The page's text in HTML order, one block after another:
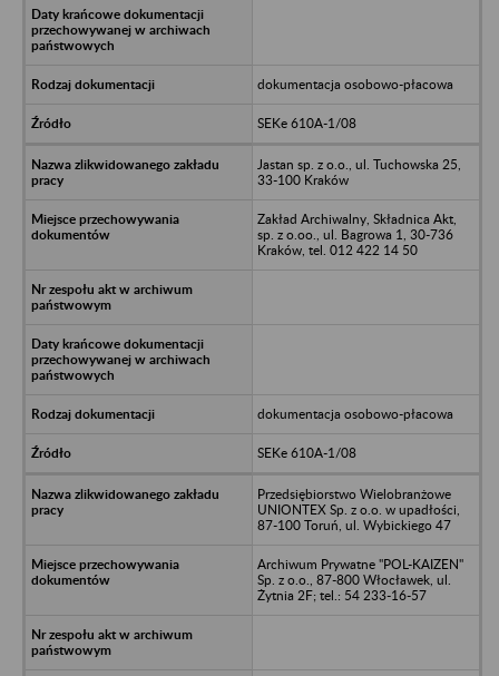
dokumentacja osobowo-płacowa
SEKe 610A-1/08
Jastan sp. z o.o., ul. Tuchowska 25,
33-100 Kraków
Zakład Archiwalny, Składnica Akt,
sp. z o.oo., ul. Bagrowa 1, 30-736
Kraków, tel. 012 422 14 50
dokumentacja osobowo-płacowa
SEKe 610A-1/08
Przedsiębiorstwo Wielobranżowe
UNIONTEX Sp. z o.o. w upadłości,
87-100 Toruń, ul. Wybickiego 47
Archiwum Prywatne "POL-KAIZEN"
Sp. z o.o., 87-800 Włocławek, ul.
Żytnia 2F; tel.: 54 233-16-57